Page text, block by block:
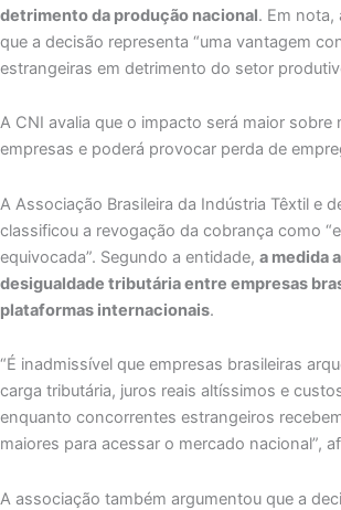
detrimento da produção nacional. Em nota,
que a decisão representa “uma vantagem
estrangeiras em detrimento do setor
A CNI avalia que o impacto será maior sobre
empresas e poderá provocar perda de
A Associação Brasileira da Indústria Têxtil e
classificou a revogação da cobrança como
equivocada”. Segundo a entidade, a medida
desigualdade tributária entre empresas
plataformas internacionais.
“É inadmissível que empresas brasileiras
carga tributária, juros reais altíssimos e
enquanto concorrentes estrangeiros
maiores para acessar o mercado nacional”,
A associação também argumentou que a